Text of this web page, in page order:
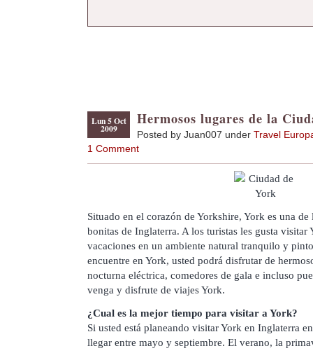
Lun 5 Oct
2009
Hermosos lugares de la
Posted by Juan007 under Travel
1 Comment
Situado en el corazón de Yorkshire, York es una
bonitas de Inglaterra. A los turistas les gusta visitar
vacaciones en un ambiente natural tranquilo y
encuentre en York, usted podrá disfrutar de
nocturna eléctrica, comedores de gala e incluso
venga y disfrute de viajes York.
¿Cual es la mejor tiempo para visitar a York?
Si usted está planeando visitar York en Inglaterra
llegar entre mayo y septiembre. El verano, la